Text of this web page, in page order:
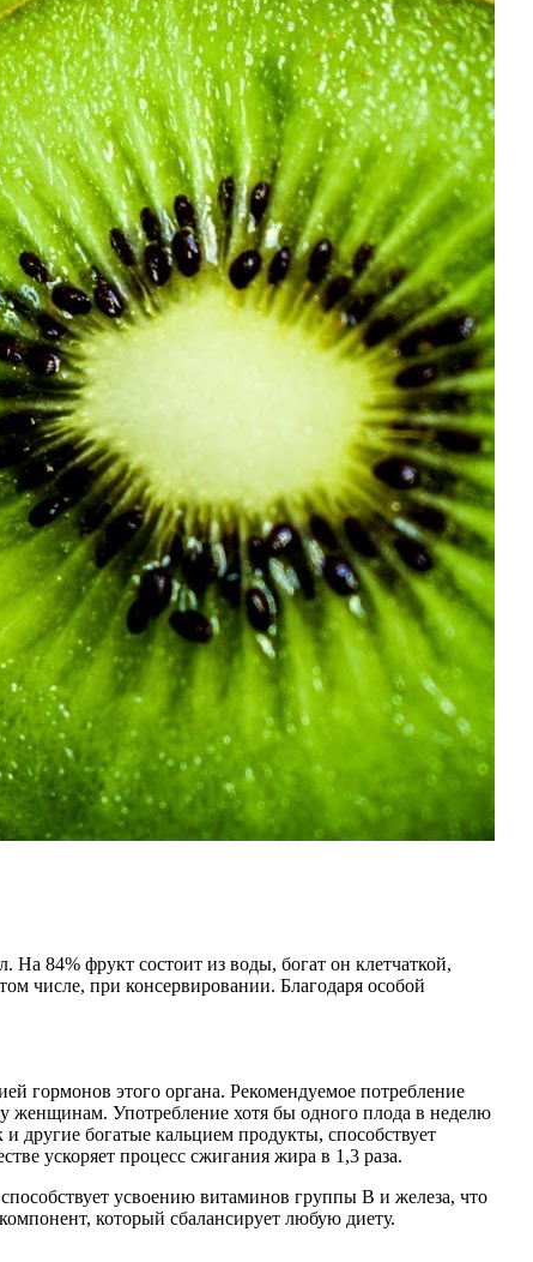
На 84% фрукт состоит из воды, богат он клетчаткой,
числе, при консервировании. Благодаря особой
гормонов этого органа. Рекомендуемое потребление
женщинам. Употребление хотя бы одного плода в неделю
другие богатые кальцием продукты, способствует
ускоряет процесс сжигания жира в 1,3 раза.
усвоению витаминов группы В и железа, что
который сбалансирует любую диету.